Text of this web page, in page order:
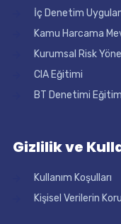
İç Denetim
Kamu Harcama
Kurumsal Risk
CIA Eğitimi
BT Denetimi
Gizlilik ve
Kullanım Koşulları
Kişisel Verilerin